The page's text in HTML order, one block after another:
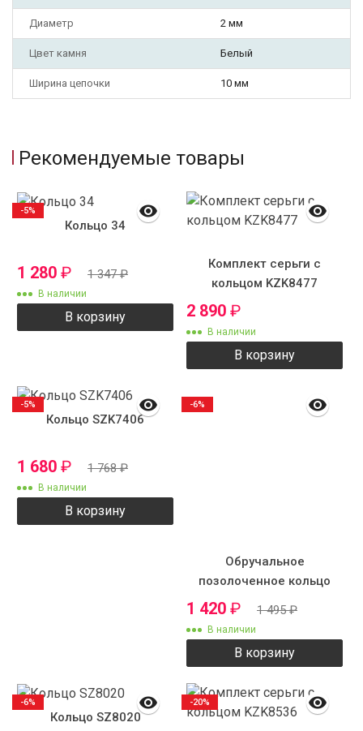
Диаметр 2 мм
Цвет камня Белый
Ширина цепочки 10 мм
Рекомендуемые товары
Кольцо 34
1 280 ₽ 1 347₽
В наличии
В корзину
-5%
Комплект серьги с
кольцом KZK8477
2 890 ₽
В наличии
В корзину
Кольцо SZK7406
1 680 ₽ 1 768₽
В наличии
В корзину
-5%
Обручальное
позолоченное кольцо
1 420 ₽ 1 495₽
В наличии
В корзину
-6%
Кольцо SZ8020
-6% -20%